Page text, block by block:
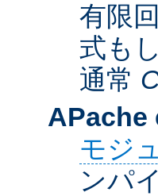
有限
式も
通常
APache
モジ
ンパ